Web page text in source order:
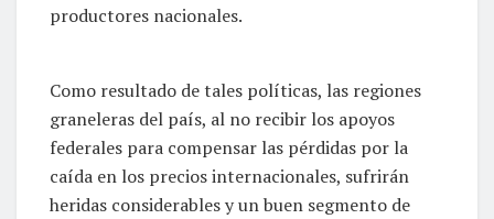
productores nacionales.
Como resultado de tales políticas, las regiones
graneleras del país, al no recibir los apoyos
federales para compensar las pérdidas por la
caída en los precios internacionales, sufrirán
heridas considerables y un buen segmento de